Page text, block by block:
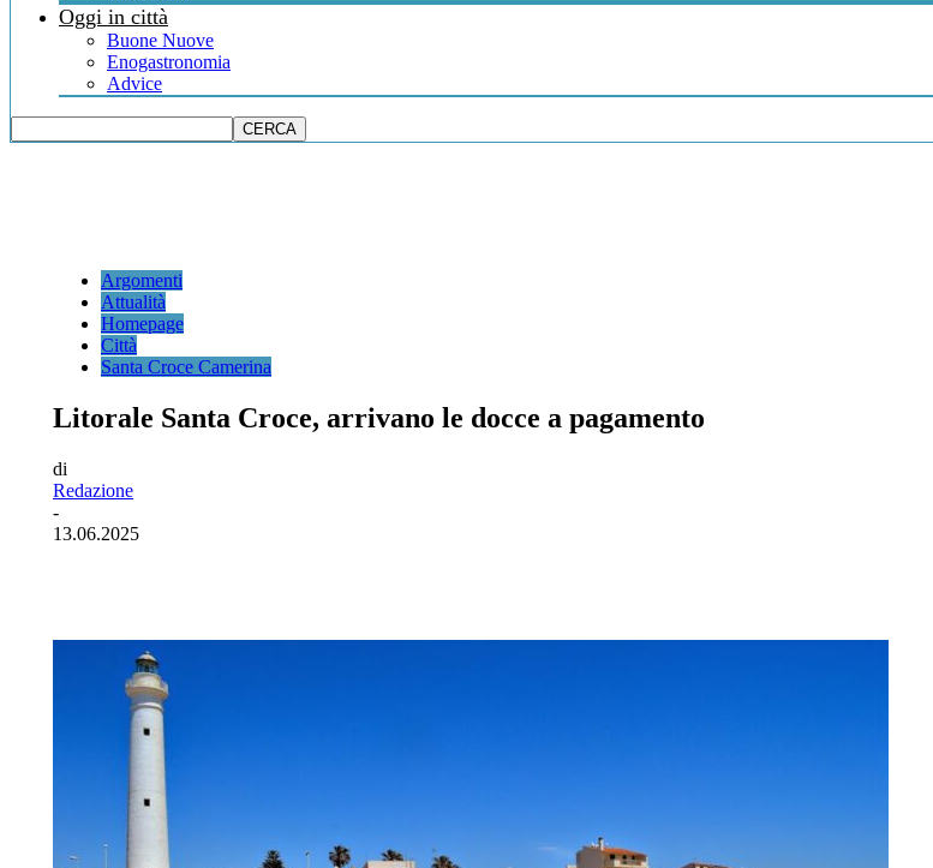
Oggi in città
Buone Nuove
Enogastronomia
Advice
Argomenti
Attualità
Homepage
Città
Santa Croce Camerina
Litorale Santa Croce, arrivano le docce a pagamento
di
Redazione
-
13.06.2025